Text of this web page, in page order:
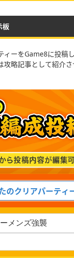
板
ィーをGame8に投稿
攻略記事として紹介
のクリアパーティ